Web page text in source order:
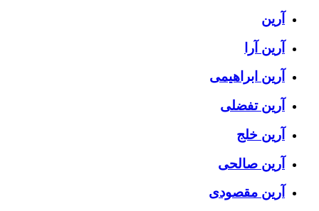
آرین
آرین آرا
آرین ابراهیمی
آرین تفضلی
آرین خلج
آرین صالحی
آرین مقصودی